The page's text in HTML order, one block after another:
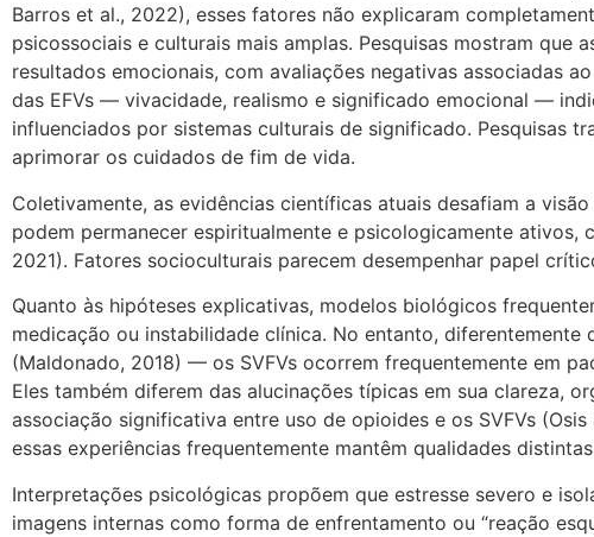
Barros et al., 2022), esses fatores não explicaram
psicossociais e culturais mais amplas. Pesquisas mostram
resultados emocionais, com avaliações negativas associadas
das EFVs — vivacidade, realismo e significado emocional —
influenciados por sistemas culturais de significado. Pesquisas
aprimorar os cuidados de fim de vida.
Coletivamente, as evidências científicas atuais desafiam a
podem permanecer espiritualmente e psicologicamente
2021). Fatores socioculturais parecem desempenhar papel
Quanto às hipóteses explicativas, modelos biológicos
medicação ou instabilidade clínica. No entanto,
(Maldonado, 2018) — os SVFVs ocorrem frequentemente em
Eles também diferem das alucinações típicas em sua clareza,
associação significativa entre uso de opioides e os SVFVs
essas experiências frequentemente mantêm qualidades
Interpretações psicológicas propõem que estresse severo e
imagens internas como forma de enfrentamento ou “reação